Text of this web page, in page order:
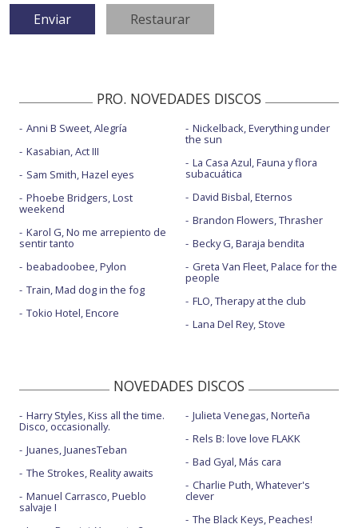
PRO. NOVEDADES DISCOS
Anni B Sweet, Alegría
Kasabian, Act III
Sam Smith, Hazel eyes
Phoebe Bridgers, Lost
weekend
Karol G, No me arrepiento de
sentir tanto
beabadoobee, Pylon
Train, Mad dog in the fog
Tokio Hotel, Encore
Nickelback, Everything under
the sun
La Casa Azul, Fauna y flora
subacuática
David Bisbal, Eternos
Brandon Flowers, Thrasher
Becky G, Baraja bendita
Greta Van Fleet, Palace for the
people
FLO, Therapy at the club
Lana Del Rey, Stove
NOVEDADES DISCOS
Harry Styles, Kiss all the time.
Disco, occasionally.
Juanes, JuanesTeban
The Strokes, Reality awaits
Manuel Carrasco, Pueblo
salvaje I
Julieta Venegas, Norteña
Rels B: love love FLAKK
Bad Gyal, Más cara
Charlie Puth, Whatever's
clever
The Black Keys, Peaches!